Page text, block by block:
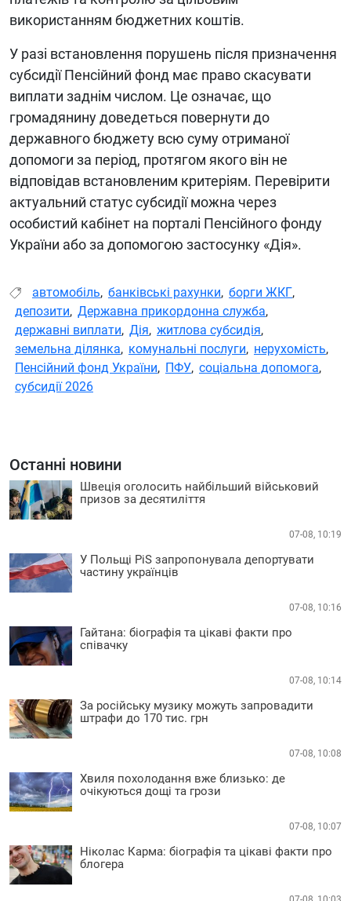
використанням бюджетних коштів.
У разі встановлення порушень після призначення
субсидії Пенсійний фонд має право скасувати
виплати заднім числом. Це означає, що
громадянину доведеться повернути до
державного бюджету всю суму отриманої
допомоги за період, протягом якого він не
відповідав встановленим критеріям. Перевірити
актуальний статус субсидії можна через
особистий кабінет на порталі Пенсійного фонду
України або за допомогою застосунку «Дія».
автомобіль, банківські рахунки, борги ЖКГ,
депозити, Державна прикордонна служба,
державні виплати, Дія, житлова субсидія,
земельна ділянка, комунальні послуги, нерухомість,
Пенсійний фонд України, ПФУ, соціальна допомога,
субсидії 2026
Останні новини
Швеція оголосить найбільший військовий
призов за десятиліття
07-08, 10:19
У Польщі PiS запропонувала депортувати
частину українців
07-08, 10:16
Гайтана: біографія та цікаві факти про
співачку
07-08, 10:14
За російську музику можуть запровадити
штрафи до 170 тис. грн
07-08, 10:08
Хвиля похолодання вже близько: де
очікуються дощі та грози
07-08, 10:07
Ніколас Карма: біографія та цікаві факти про
блогера